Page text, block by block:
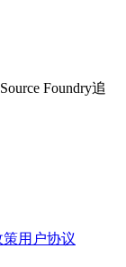
Foundry追
策用户协议